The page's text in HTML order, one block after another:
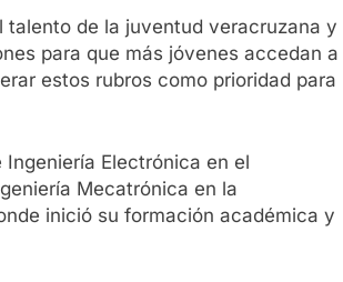
de la juventud veracruzana y
para que más jóvenes accedan a
estos rubros como prioridad para
Electrónica en el
Mecatrónica en la
inició su formación académica y